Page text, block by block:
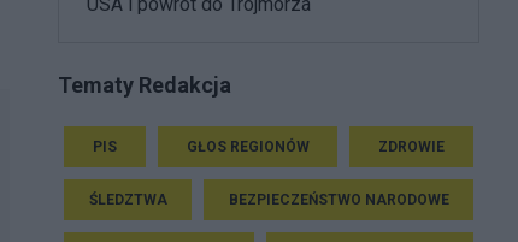
Tematy Redakcja
PIS GŁOS REGIONÓW ZDROWIE
ŚLEDZTWA BEZPIECZEŃSTWO NARODOWE